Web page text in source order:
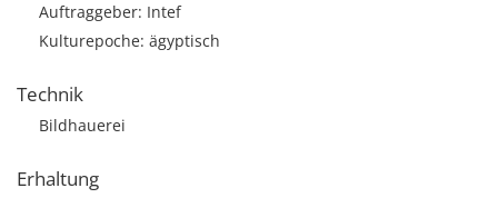
Auftraggeber: Intef
Kulturepoche: ägyptisch
Technik
Bildhauerei
Erhaltung